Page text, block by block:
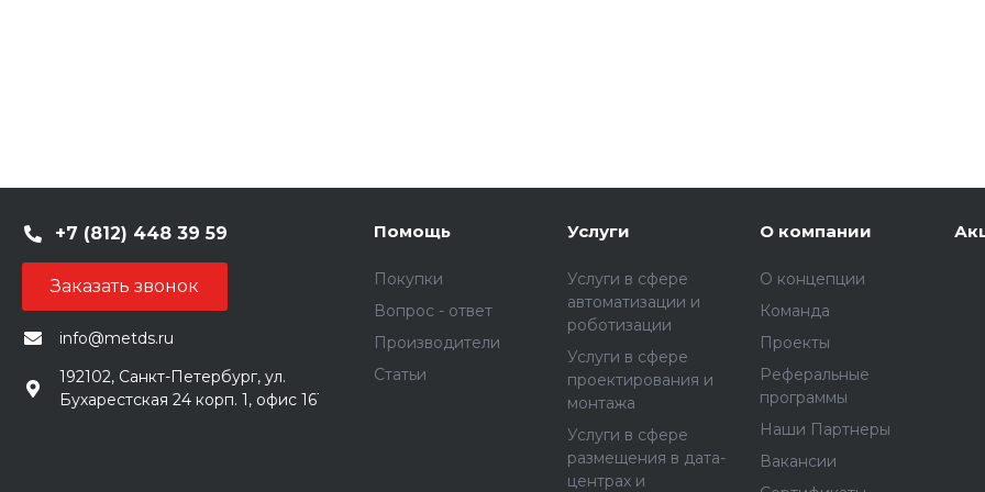
+7 (812) 448 39 59
Заказать звонок
info@metds.ru
192102, Санкт-Петербург, ул.
Бухарестская 24 корп. 1, офис 161
Помощь
Покупки
Вопрос - ответ
Производители
Статьи
Услуги
Услуги в сфере
автоматизации и
роботизации
Услуги в сфере
проектирования и
монтажа
Услуги в сфере
размещения в дата-
центрах и
О компании
О концепции
Команда
Проекты
Реферальные
программы
Наши Партнеры
Вакансии